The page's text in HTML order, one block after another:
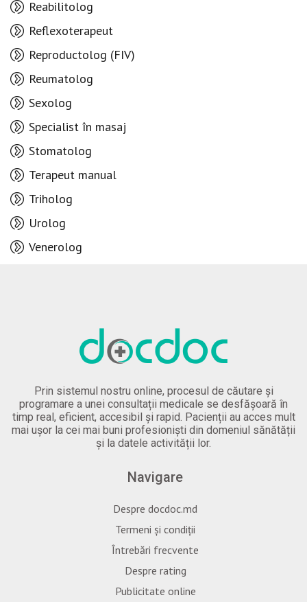
Reabilitolog
Reflexoterapeut
Reproductolog (FIV)
Reumatolog
Sexolog
Specialist în masaj
Stomatolog
Terapeut manual
Triholog
Urolog
Venerolog
Prin sistemul nostru online, procesul de căutare și
programare a unei consultații medicale se desfășoară în
timp real, eficient, accesibil și rapid. Pacienții au acces mult
mai ușor la cei mai buni profesioniști din domeniul sănătății
și la datele activității lor.
Navigare
Despre docdoc.md
Termeni și condiții
Întrebări frecvente
Despre rating
Publicitate online